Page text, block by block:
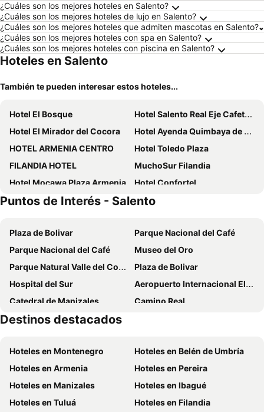
¿Cuáles son los mejores hoteles en Salento?
¿Cuáles son los mejores hoteles de lujo en Salento?
¿Cuáles son los mejores hoteles que admiten mascotas en Salento?
¿Cuáles son los mejores hoteles con spa en Salento?
¿Cuáles son los mejores hoteles con piscina en Salento?
Hoteles en Salento
También te pueden interesar estos hoteles...
Hotel El Bosque
Hotel Salento Real Eje Cafetero
Hotel El Mirador del Cocora
Hotel Ayenda Quimbaya de Oro 1134
HOTEL ARMENIA CENTRO
Hotel Toledo Plaza
FILANDIA HOTEL
MuchoSur Filandia
Hotel Mocawa Plaza Armenia
Hotel Confortel
Hotel Natura Cocora
Finca Hotel Paisaje Cafetero
Hotel San Martin Armenia
Hotel Meson de las Flores
Hotel Camino Nacional Salento
Hotel Reserva Monarca
Beta Hotel
Hospedaje Vista Hermosa Salento
Marckia Hotel
Casa Serafin Hotel
Hotel Kawa Mountain Retreat
Hospedaje Camino Real
Hotel Palmi
Finca Cardonales
RIVERSIDE LA MASÍA ECOHOTEL
Casa Hotel El Compadre
Find Land & a Rest
Hostal El Molino De Los Vientos
Casa Du Vélo
Hotel Tukki Ecolodge
Hotel Aires del Quindío Armenia
Puntos de Interés - Salento
Plaza de Bolivar
Parque Nacional del Café
Parque Nacional del Café
Museo del Oro
Parque Natural Valle del Cocorá
Plaza de Bolivar
Hospital del Sur
Aeropuerto Internacional El Edén
Catedral de Manizales
Camino Real
Catedral de Nuestra Señora de la Pobreza
Tierra del Fuego Restobar
Finca La Chapolera
Estadio Centenario
Universidad del Tolima
Recinto del Pensamiento
Aeropuerto de La Nubia
Parque Tematico y Cultural Los Arrieros
Expoferias
Destinos destacados
Hoteles en Montenegro
Hoteles en Belén de Umbría
Hoteles en Armenia
Hoteles en Pereira
Hoteles en Manizales
Hoteles en Ibagué
Hoteles en Tuluá
Hoteles en Filandia